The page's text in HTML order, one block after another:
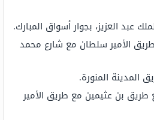
عبد العزيز، بجوار أسواق المبارك.
الأمير سلطان مع شارع محمد
المدينة المنورة.
طريق بن عثيمين مع طريق الأمير